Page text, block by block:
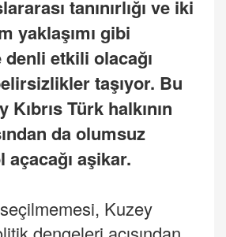
tanınırlığı ve iki
yaklaşımı gibi
etkili olacağı
taşıyor. Bu
Türk halkının
da olumsuz
aşikar.
seçilmemesi, Kuzey